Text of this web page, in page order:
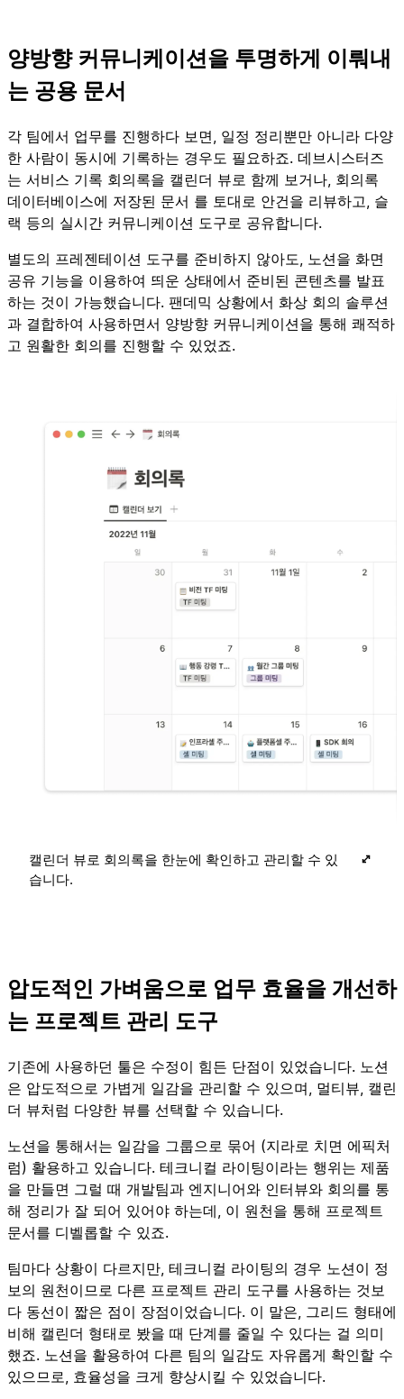
양방향 커뮤니케이션을 투명하게 이뤄내
는 공용 문서
각 팀에서 업무를 진행하다 보면, 일정 정리뿐만 아니라 다양
한 사람이 동시에 기록하는 경우도 필요하죠. 데브시스터즈
는 서비스 기록 회의록을 캘린더 뷰로 함께 보거나, 회의록
데이터베이스에 저장된 문서 를 토대로 안건을 리뷰하고, 슬
랙 등의 실시간 커뮤니케이션 도구로 공유합니다.
별도의 프레젠테이션 도구를 준비하지 않아도, 노션을 화면
공유 기능을 이용하여 띄운 상태에서 준비된 콘텐츠를 발표
하는 것이 가능했습니다. 팬데믹 상황에서 화상 회의 솔루션
과 결합하여 사용하면서 양방향 커뮤니케이션을 통해 쾌적하
고 원활한 회의를 진행할 수 있었죠.
캘린더 뷰로 회의록을 한눈에 확인하고 관리할 수 있
습니다.
압도적인 가벼움으로 업무 효율을 개선하
는 프로젝트 관리 도구
기존에 사용하던 툴은 수정이 힘든 단점이 있었습니다. 노션
은 압도적으로 가볍게 일감을 관리할 수 있으며, 멀티뷰, 캘린
더 뷰처럼 다양한 뷰를 선택할 수 있습니다.
노션을 통해서는 일감을 그룹으로 묶어 (지라로 치면 에픽처
럼) 활용하고 있습니다. 테크니컬 라이팅이라는 행위는 제품
을 만들면 그럴 때 개발팀과 엔지니어와 인터뷰와 회의를 통
해 정리가 잘 되어 있어야 하는데, 이 원천을 통해 프로젝트
문서를 디벨롭할 수 있죠.
팀마다 상황이 다르지만, 테크니컬 라이팅의 경우 노션이 정
보의 원천이므로 다른 프로젝트 관리 도구를 사용하는 것보
다 동선이 짧은 점이 장점이었습니다. 이 말은, 그리드 형태에
비해 캘린더 형태로 봤을 때 단계를 줄일 수 있다는 걸 의미
했죠. 노션을 활용하여 다른 팀의 일감도 자유롭게 확인할 수
있으므로, 효율성을 크게 향상시킬 수 있었습니다.